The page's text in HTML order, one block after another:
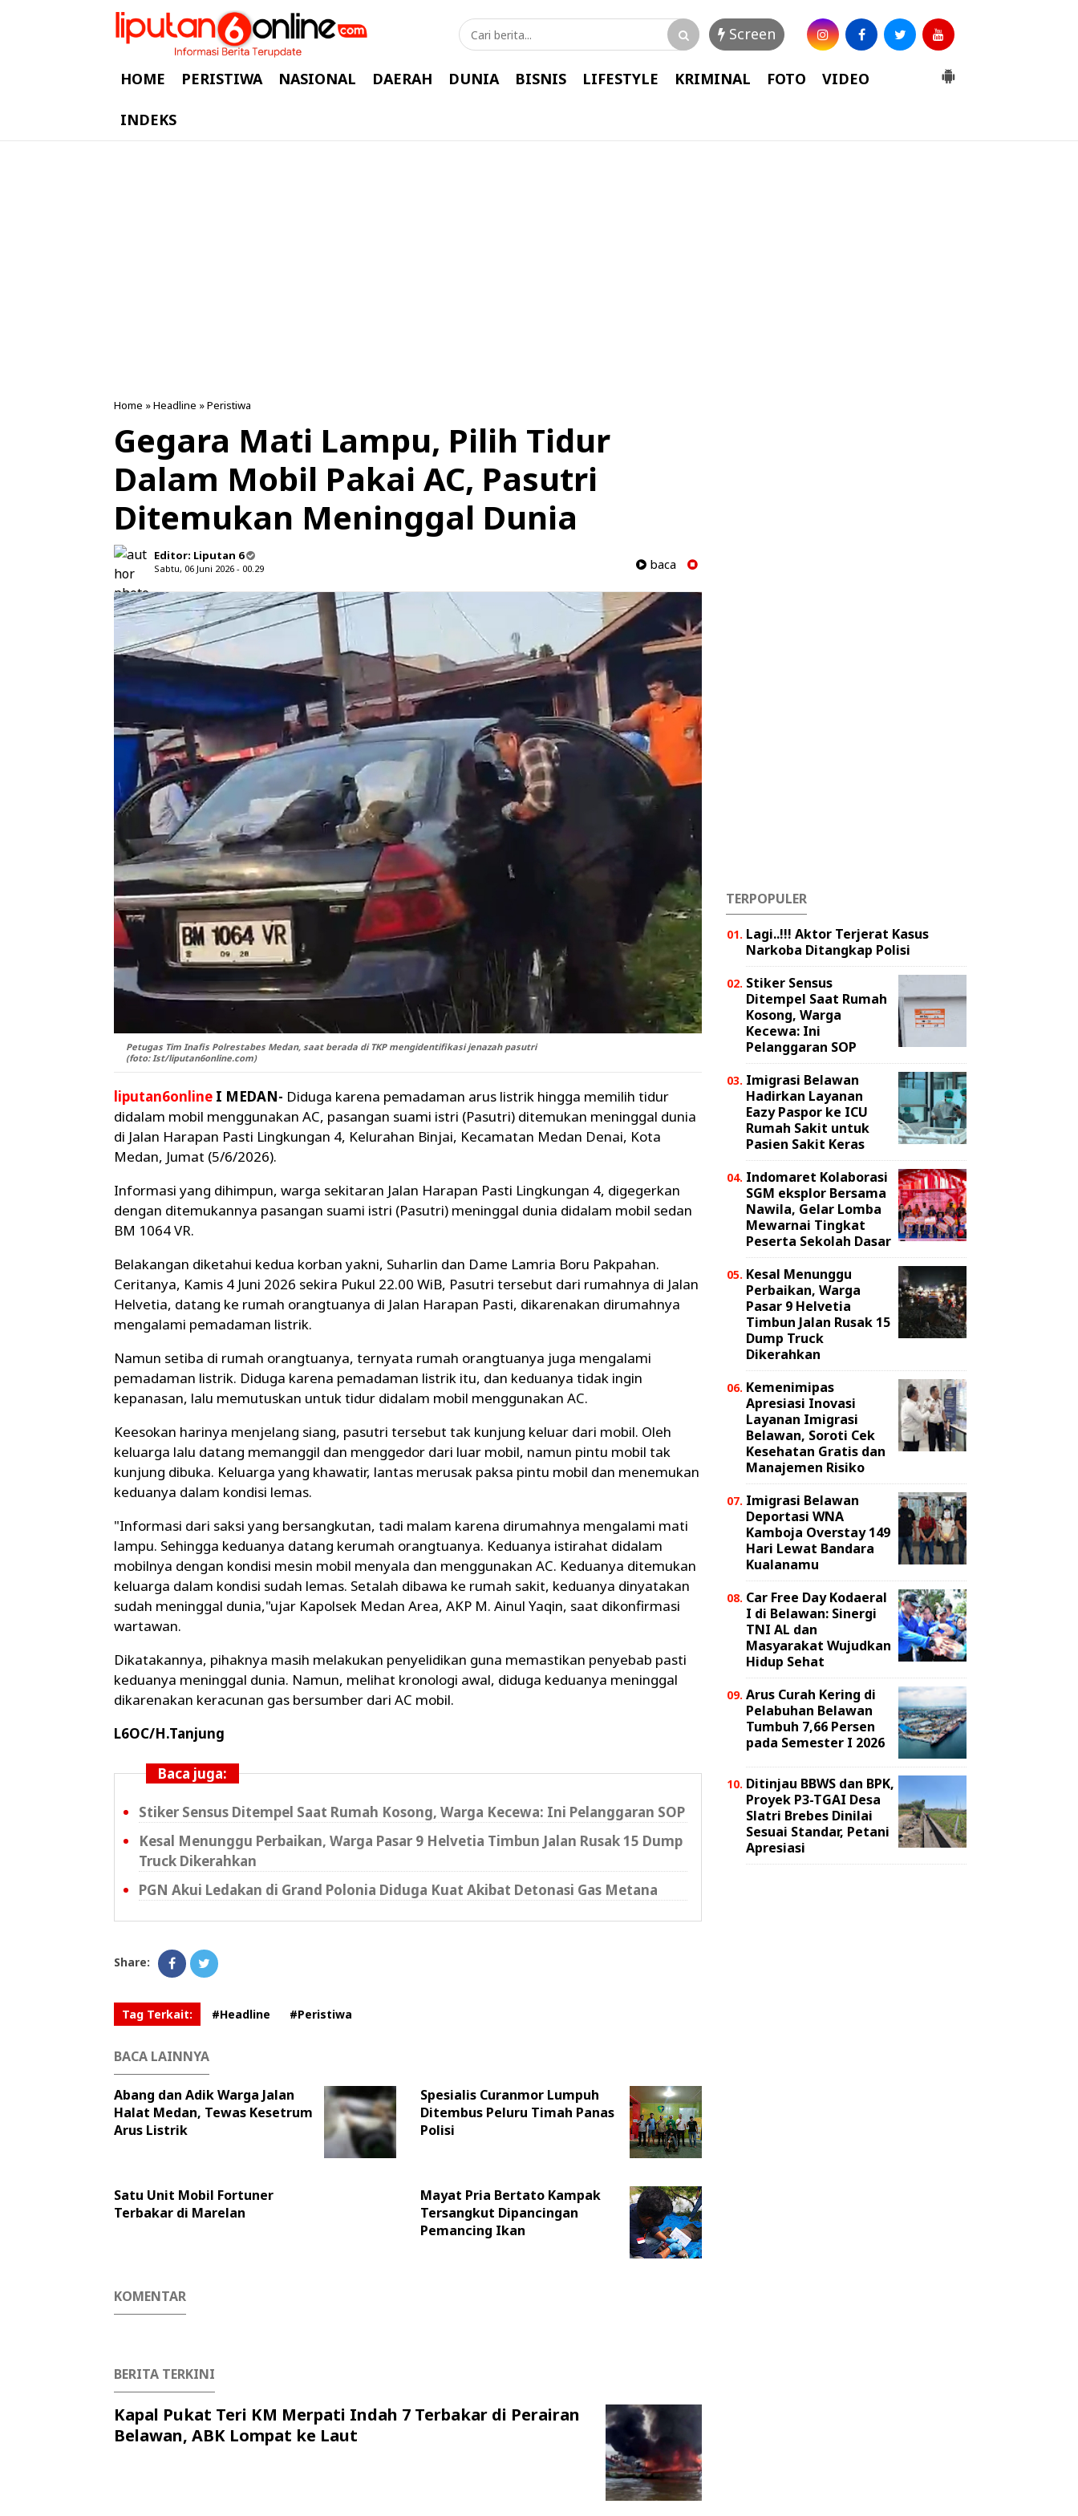
Screen
HOME PERISTIWA NASIONAL DAERAH DUNIA BISNIS LIFESTYLE KRIMINAL FOTO VIDEO
INDEKS
Home »Headline »Peristiwa
Gegara Mati Lampu, Pilih Tidur
Dalam Mobil Pakai AC, Pasutri
Ditemukan Meninggal Dunia
Editor: Liputan 6
Sabtu, 06 Juni 2026 - 00.29 baca
Petugas Tim Inafis Polrestabes Medan, saat berada di TKP mengidentifikasi jenazah pasutri
(foto: Ist/liputan6online.com)
liputan6online I MEDAN- Diduga karena pemadaman arus listrik hingga memilih tidur
didalam mobil menggunakan AC, pasangan suami istri (Pasutri) ditemukan meninggal dunia
di Jalan Harapan Pasti Lingkungan 4, Kelurahan Binjai, Kecamatan Medan Denai, Kota
Medan, Jumat (5/6/2026).
Informasi yang dihimpun, warga sekitaran Jalan Harapan Pasti Lingkungan 4, digegerkan
dengan ditemukannya pasangan suami istri (Pasutri) meninggal dunia didalam mobil sedan
BM 1064 VR.
Belakangan diketahui kedua korban yakni, Suharlin dan Dame Lamria Boru Pakpahan.
Ceritanya, Kamis 4 Juni 2026 sekira Pukul 22.00 WiB, Pasutri tersebut dari rumahnya di Jalan
Helvetia, datang ke rumah orangtuanya di Jalan Harapan Pasti, dikarenakan dirumahnya
mengalami pemadaman listrik.
Namun setiba di rumah orangtuanya, ternyata rumah orangtuanya juga mengalami
pemadaman listrik. Diduga karena pemadaman listrik itu, dan keduanya tidak ingin
kepanasan, lalu memutuskan untuk tidur didalam mobil menggunakan AC.
Keesokan harinya menjelang siang, pasutri tersebut tak kunjung keluar dari mobil. Oleh
keluarga lalu datang memanggil dan menggedor dari luar mobil, namun pintu mobil tak
kunjung dibuka. Keluarga yang khawatir, lantas merusak paksa pintu mobil dan menemukan
keduanya dalam kondisi lemas.
"Informasi dari saksi yang bersangkutan, tadi malam karena dirumahnya mengalami mati
lampu. Sehingga keduanya datang kerumah orangtuanya. Keduanya istirahat didalam
mobilnya dengan kondisi mesin mobil menyala dan menggunakan AC. Keduanya ditemukan
keluarga dalam kondisi sudah lemas. Setalah dibawa ke rumah sakit, keduanya dinyatakan
sudah meninggal dunia,"ujar Kapolsek Medan Area, AKP M. Ainul Yaqin, saat dikonfirmasi
wartawan.
Dikatakannya, pihaknya masih melakukan penyelidikan guna memastikan penyebab pasti
keduanya meninggal dunia. Namun, melihat kronologi awal, diduga keduanya meninggal
dikarenakan keracunan gas bersumber dari AC mobil.
L6OC/H.Tanjung
Baca juga:
Stiker Sensus Ditempel Saat Rumah Kosong, Warga Kecewa: Ini Pelanggaran SOP
Kesal Menunggu Perbaikan, Warga Pasar 9 Helvetia Timbun Jalan Rusak 15 Dump
Truck Dikerahkan
PGN Akui Ledakan di Grand Polonia Diduga Kuat Akibat Detonasi Gas Metana
Share:
Tag Terkait: #Headline #Peristiwa
BACA LAINNYA
Abang dan Adik Warga Jalan
Halat Medan, Tewas Kesetrum
Arus Listrik
Spesialis Curanmor Lumpuh
Ditembus Peluru Timah Panas
Polisi
Satu Unit Mobil Fortuner
Terbakar di Marelan
Mayat Pria Bertato Kampak
Tersangkut Dipancingan
Pemancing Ikan
KOMENTAR
BERITA TERKINI
Kapal Pukat Teri KM Merpati Indah 7 Terbakar di Perairan
Belawan, ABK Lompat ke Laut
TERPOPULER
Lagi..!!! Aktor Terjerat Kasus
Narkoba Ditangkap Polisi
Stiker Sensus
Ditempel Saat Rumah
Kosong, Warga
Kecewa: Ini
Pelanggaran SOP
Imigrasi Belawan
Hadirkan Layanan
Eazy Paspor ke ICU
Rumah Sakit untuk
Pasien Sakit Keras
Indomaret Kolaborasi
SGM eksplor Bersama
Nawila, Gelar Lomba
Mewarnai Tingkat
Peserta Sekolah Dasar
Kesal Menunggu
Perbaikan, Warga
Pasar 9 Helvetia
Timbun Jalan Rusak 15
Dump Truck
Dikerahkan
Kemenimipas
Apresiasi Inovasi
Layanan Imigrasi
Belawan, Soroti Cek
Kesehatan Gratis dan
Manajemen Risiko
Imigrasi Belawan
Deportasi WNA
Kamboja Overstay 149
Hari Lewat Bandara
Kualanamu
Car Free Day Kodaeral
I di Belawan: Sinergi
TNI AL dan
Masyarakat Wujudkan
Hidup Sehat
Arus Curah Kering di
Pelabuhan Belawan
Tumbuh 7,66 Persen
pada Semester I 2026
Ditinjau BBWS dan BPK,
Proyek P3-TGAI Desa
Slatri Brebes Dinilai
Sesuai Standar, Petani
Apresiasi